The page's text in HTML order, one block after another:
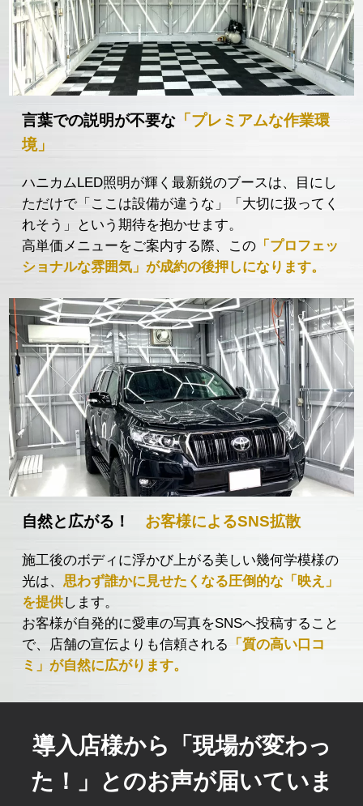
言葉での説明が不要な 「プレミアムな作業環
境」
ハニカムLED照明が輝く最新鋭のブースは、目にし
ただけで「ここは設備が違うな」「大切に扱ってく
れそう」という期待を抱かせます。
高単価メニューをご案内する際、この 「プロフェッ
ショナルな雰囲気」が成約の後押しになります。
自然と広がる！ お客様によるSNS拡散
施工後のボディに浮かび上がる美しい幾何学模様の
光は、思わず誰かに見せたくなる圧倒的な「映え」
を提供します。
お客様が自発的に愛車の写真をSNSへ投稿すること
で、店舗の宣伝よりも信頼される
「質の高い口コ
ミ」が自然に広がります。
導入店様から「現場が変わっ
た！」とのお声が届いていま